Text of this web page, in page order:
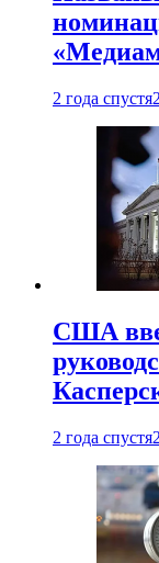
2 года спустя
США
2 года спустя